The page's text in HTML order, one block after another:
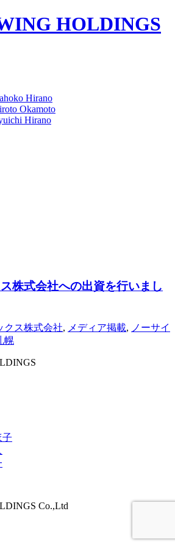
株式会社への出資を行いまし
クス株式会社, メディア掲載, ノーサイ
幌
子
Co.,Ltd